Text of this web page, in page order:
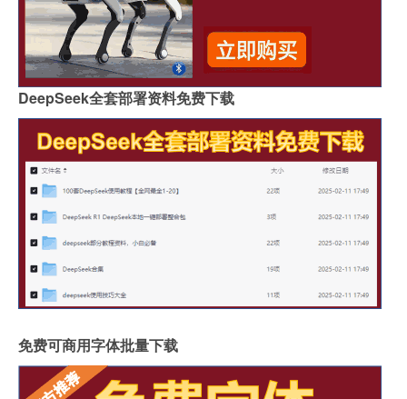
DeepSeek全套部署资料免费下载
免费可商用字体批量下载